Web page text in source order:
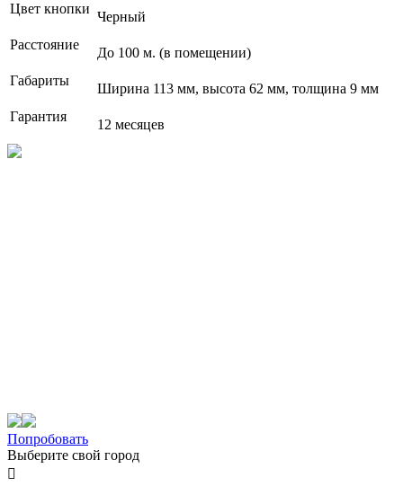
Цвет кнопки
Черный
Расстояние
До 100 м. (в помещении)
Габариты
Ширина 113 мм, высота 62 мм, толщина 9 мм
Гарантия
12 месяцев
Попробовать
Выберите свой город
